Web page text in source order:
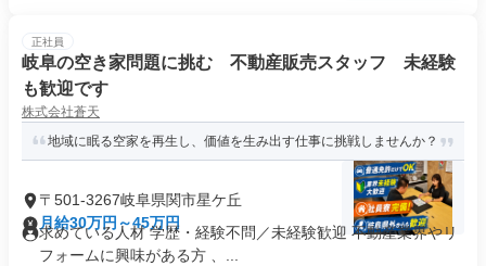
正社員
岐阜の空き家問題に挑む 不動産販売スタッフ 未経験
も歓迎です
株式会社蒼天
地域に眠る空家を再生し、価値を生み出す仕事に挑戦しませんか？
〒501-3267岐阜県関市星ケ丘
月給30万円～45万円
求めている人材 学歴・経験不問／未経験歓迎 不動産業界やリ
フォームに興味がある方 、...